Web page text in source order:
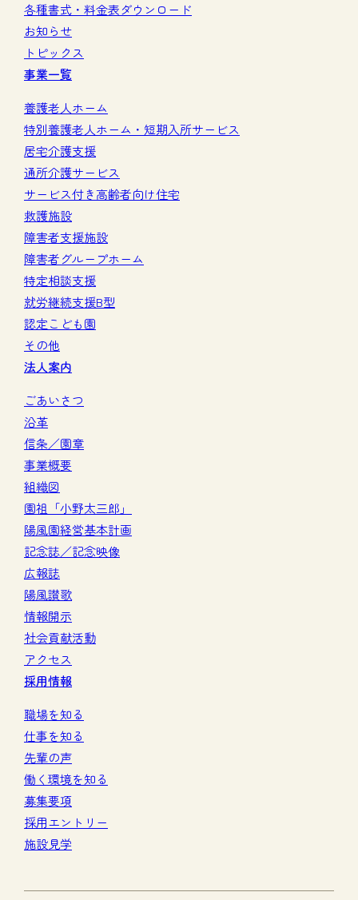
各種書式・料金表ダウンロード
お知らせ
トピックス
事業一覧
養護老人ホーム
特別養護老人ホーム・短期入所サービス
居宅介護支援
通所介護サービス
サービス付き高齢者向け住宅
救護施設
障害者支援施設
障害者グループホーム
特定相談支援
就労継続支援B型
認定こども園
その他
法人案内
ごあいさつ
沿革
信条／園章
事業概要
組織図
園祖「小野太三郎」
陽風園経営基本計画
記念誌／記念映像
広報誌
陽風讃歌
情報開示
社会貢献活動
アクセス
採用情報
職場を知る
仕事を知る
先輩の声
働く環境を知る
募集要項
採用エントリー
施設見学